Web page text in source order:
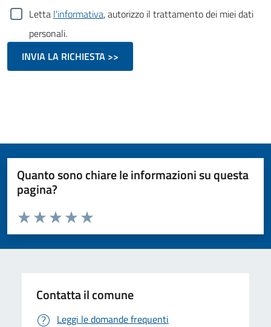
Letta l'informativa, autorizzo il trattamento dei miei dati
personali.
Quanto sono chiare le informazioni su questa
pagina?
Valuta da 1 a 5 stelle la pagina
Valuta 5 stelle su 5
Valuta 4 stelle su 5
Valuta 3 stelle su 5
Valuta 2 stelle su 5
Valuta 1 stelle su 5
Contatta il comune
Leggi le domande frequenti